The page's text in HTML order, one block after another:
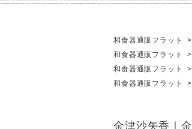
和食器通販フラット
和食器通販フラット
和食器通販フラット
>
和食器通販フラット
金津沙矢香｜